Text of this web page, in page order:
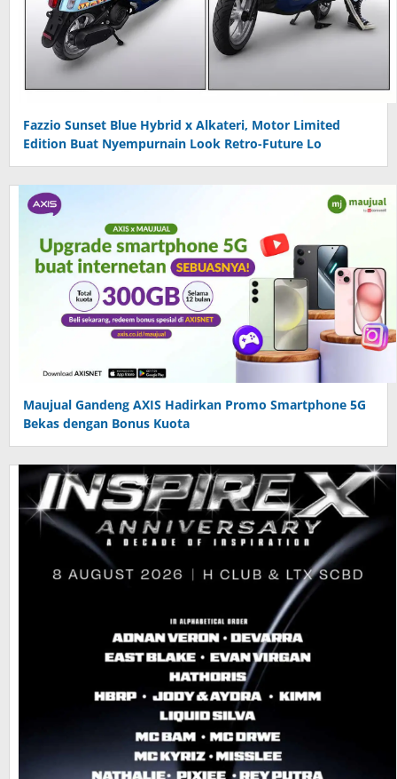
Fazzio Sunset Blue Hybrid x Alkateri, Motor Limited
Edition Buat Nyempurnain Look Retro-Future Lo
Maujual Gandeng AXIS Hadirkan Promo Smartphone 5G
Bekas dengan Bonus Kuota